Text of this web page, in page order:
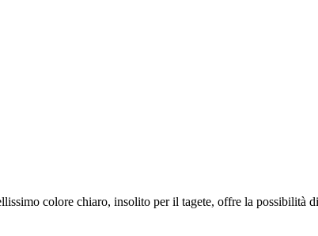
colore chiaro, insolito per il tagete, offre la possibilità